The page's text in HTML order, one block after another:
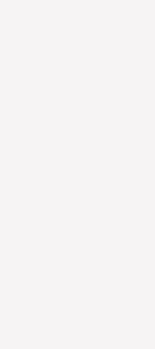
je lichaam als je
hebt, neem die